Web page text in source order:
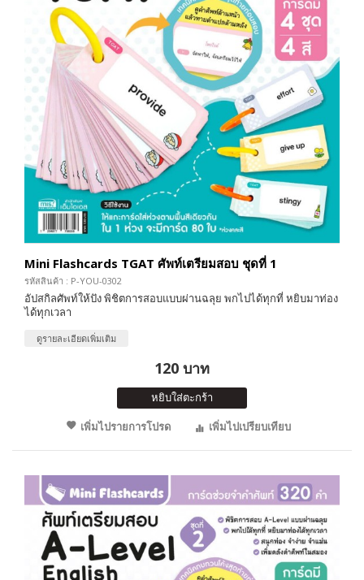
Mini Flashcards TGAT ศัพท์เตรียมสอบ ชุดที่ 1
รหัสสินค้า : P-YOU-0302
อัปสกิลศัพท์ให้ปัง พิชิตการสอบแบบผ่านฉลุย พกไปได้ทุกที่ หยิบมาท่อง
ได้ทุกเวลา
ดูรายละเอียดเพิ่มเติม
120 บาท
หยิบใส่ตะกร้า
เพิ่มไปรายการโปรด
เพิ่มไปเปรียบเทียบ